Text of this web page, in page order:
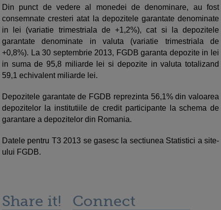
Din punct de vedere al monedei de denominare, au fost
consemnate cresteri atat la depozitele garantate denominate
in lei (variatie trimestriala de +1,2%), cat si la depozitele
garantate denominate in valuta (variatie trimestriala de
+0,8%). La 30 septembrie 2013, FGDB garanta depozite in lei
in suma de 95,8 miliarde lei si depozite in valuta totalizand
59,1 echivalent miliarde lei.
Depozitele garantate de FGDB reprezinta 56,1% din valoarea
depozitelor la institutiile de credit participante la schema de
garantare a depozitelor din Romania.
Datele pentru T3 2013 se gasesc la sectiunea Statistici a site-
ului FGDB.
Share it! Connect